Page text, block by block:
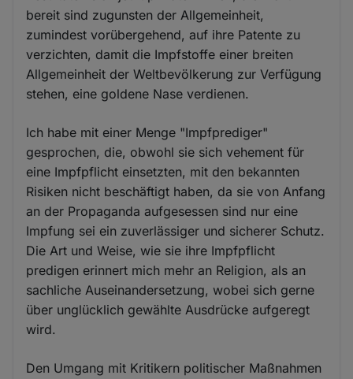
bereit sind zugunsten der Allgemeinheit,
zumindest vorübergehend, auf ihre Patente zu
verzichten, damit die Impfstoffe einer breiten
Allgemeinheit der Weltbevölkerung zur Verfügung
stehen, eine goldene Nase verdienen.
Ich habe mit einer Menge "Impfprediger"
gesprochen, die, obwohl sie sich vehement für
eine Impfpflicht einsetzten, mit den bekannten
Risiken nicht beschäftigt haben, da sie von Anfang
an der Propaganda aufgesessen sind nur eine
Impfung sei ein zuverlässiger und sicherer Schutz.
Die Art und Weise, wie sie ihre Impfpflicht
predigen erinnert mich mehr an Religion, als an
sachliche Auseinandersetzung, wobei sich gerne
über unglücklich gewählte Ausdrücke aufgeregt
wird.
Den Umgang mit Kritikern politischer Maßnahmen